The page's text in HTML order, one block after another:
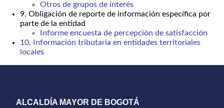
Otros de grupos de interés
9. Obligación de reporte de información específica por
parte de la entidad
Informe encuesta de percepción de satisfacción
10. Información tributaria en entidades territoriales
locales
ALCALDÍA MAYOR DE BOGOTÁ